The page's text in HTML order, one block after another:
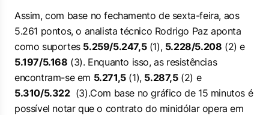
Assim, com base no fechamento de sexta-feira, aos
5.261 pontos, o analista técnico Rodrigo Paz aponta
como suportes 5.259/5.247,5(1), 5.228/5.208 (2) e
5.197/5.168 (3). Enquanto isso, as resistências
encontram-se em 5.271,5(1), 5.287,5(2) e
5.310/5.322(3).Com base no gráfico de 15 minutos é
possível notar que o contrato do minidólar opera em